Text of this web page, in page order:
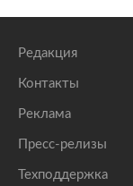
Редакция
Контакты
Реклама
Пресс-релизы
Техподдержка